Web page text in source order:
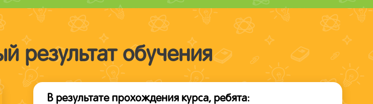
результат обучения
В результате прохождения курса, ребята: